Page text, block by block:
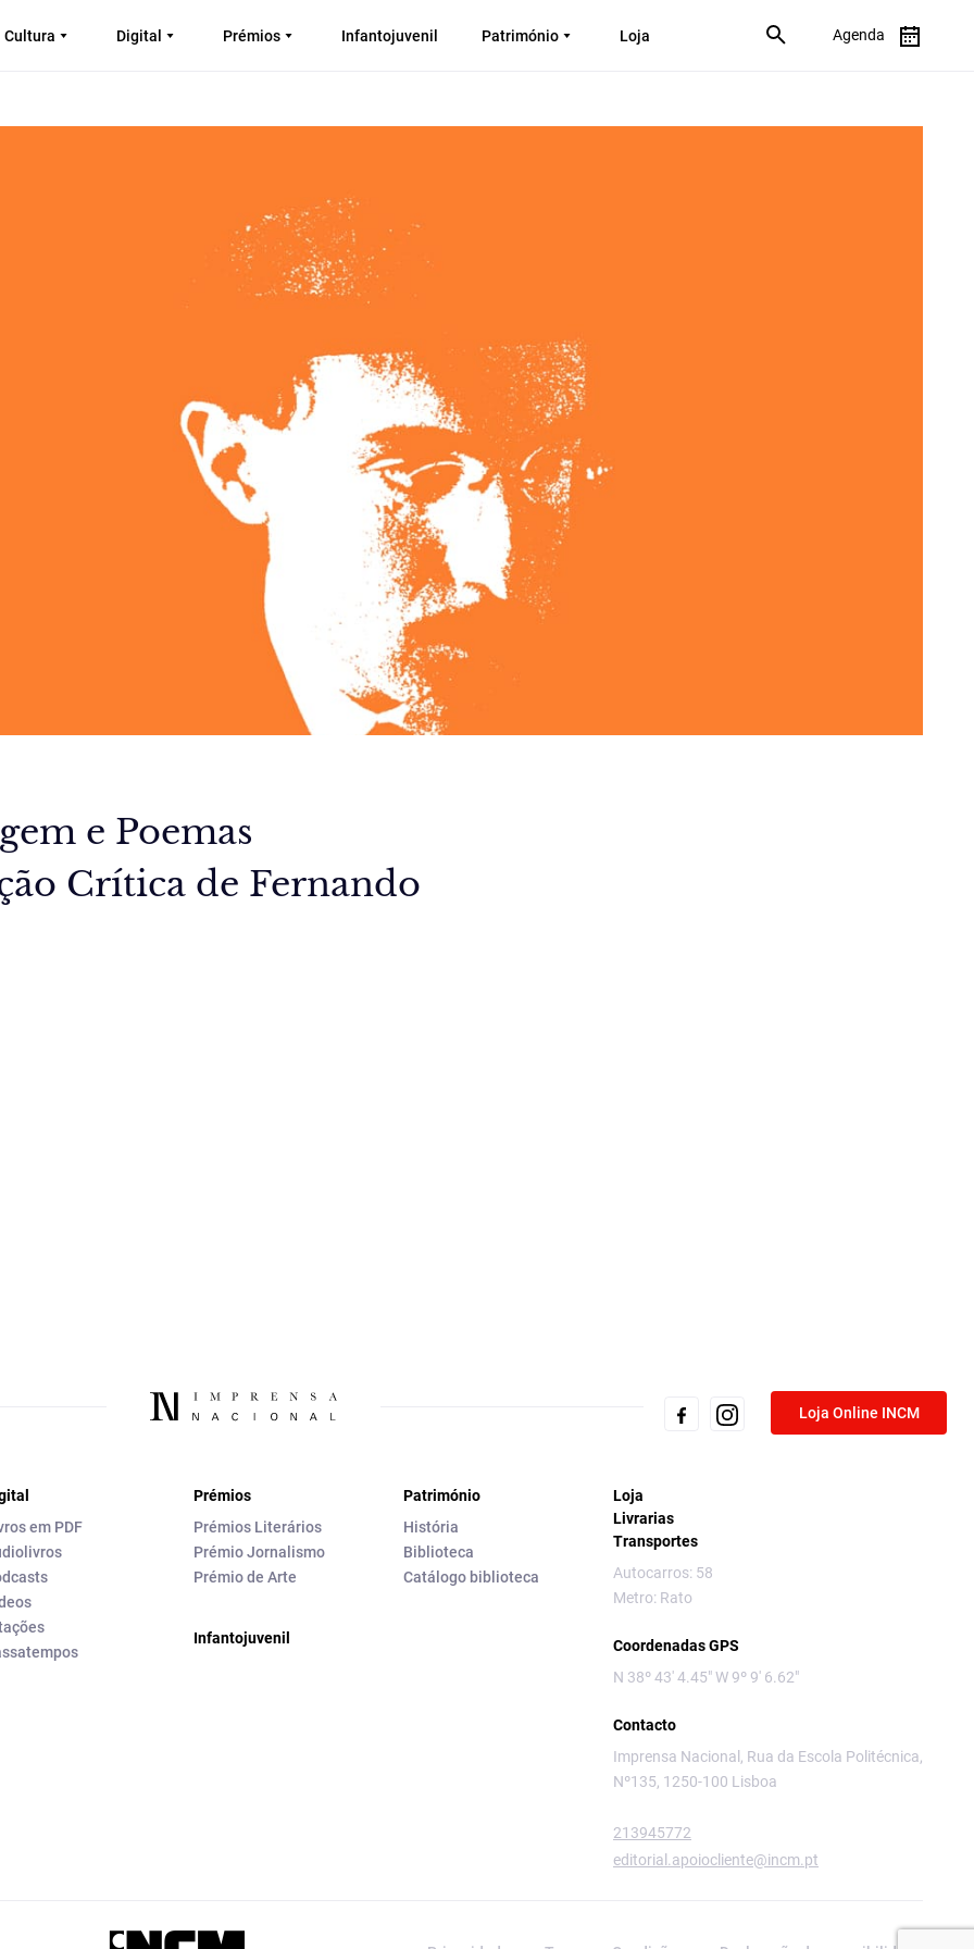
Cultura Digital Prémios Infantojuvenil Património Loja Agenda
e Poemas
Crítica de Fernando
Loja Online INCM
em PDF
Prémios
Prémios Literários
Prémio Jornalismo
Prémio de Arte
Infantojuvenil
Património
História
Biblioteca
Catálogo biblioteca
Loja
Livrarias
Transportes
Autocarros: 58
Metro: Rato
Coordenadas GPS
N 38º 43' 4.45" W 9º 9' 6.62"
Contacto
Imprensa Nacional, Rua da Escola Politécnica,
Nº135, 1250-100 Lisboa
213945772
editorial.apoiocliente@incm.pt